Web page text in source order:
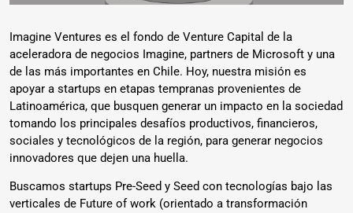
Imagine Ventures es el fondo de Venture Capital de la
aceleradora de negocios Imagine, partners de Microsoft y una
de las más importantes en Chile. Hoy, nuestra misión es
apoyar a startups en etapas tempranas provenientes de
Latinoamérica, que busquen generar un impacto en la sociedad
tomando los principales desafíos productivos, financieros,
sociales y tecnológicos de la región, para generar negocios
innovadores que dejen una huella.
Buscamos startups Pre-Seed y Seed con tecnologías bajo las
verticales de Future of work (orientado a transformación